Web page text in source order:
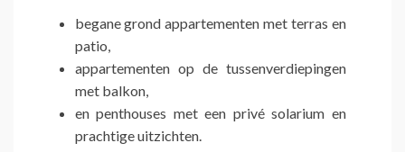
begane grond appartementen met terras en
patio,
appartementen op de tussenverdiepingen
met balkon,
en penthouses met een privé solarium en
prachtige uitzichten.